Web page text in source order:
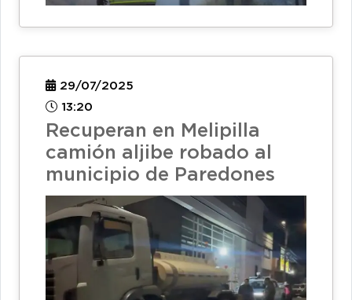
29/07/2025
13:20
Recuperan en Melipilla
camión aljibe robado al
municipio de Paredones